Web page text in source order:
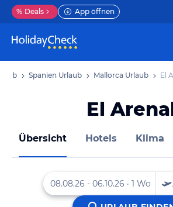
% Deals App öffnen
Spanien Urlaub Mallorca Urlaub El
El
Übersicht Hotels Klima